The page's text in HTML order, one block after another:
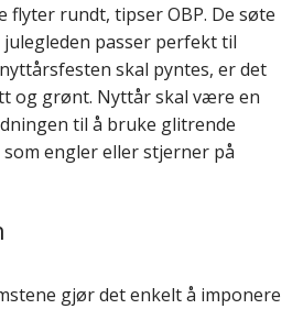
flyter rundt, tipser OBP. De søte
passer perfekt til
skal pyntes, er det
og grønt. Nyttår skal være en
til å bruke glitrende
engler eller stjerner på
gjør det enkelt å imponere